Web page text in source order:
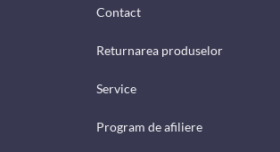
Contact
Returnarea produselor
Service
Program de afiliere